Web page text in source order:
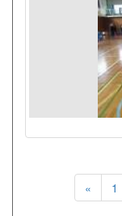
« 1